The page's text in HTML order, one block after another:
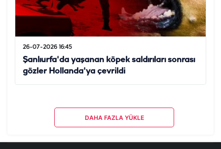
26-07-2026 16:45
Şanlıurfa'da yaşanan köpek saldırıları sonrası
gözler Hollanda'ya çevrildi
DAHA FAZLA YÜKLE